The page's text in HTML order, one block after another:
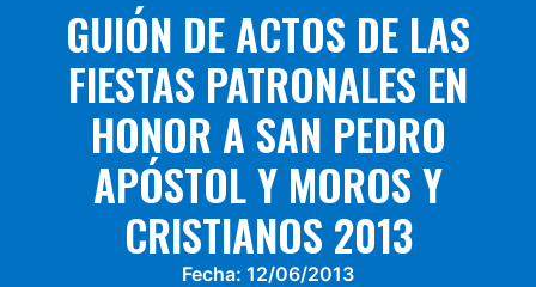
GUIÓN DE ACTOS DE LAS
FIESTAS PATRONALES EN
HONOR A SAN PEDRO
APÓSTOL Y MOROS Y
CRISTIANOS 2013
Fecha: 12/06/2013